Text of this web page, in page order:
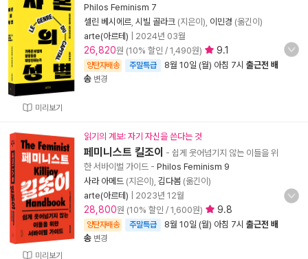
미리보기
Philos Feminism 7
셀린 베시에르 시빌 골라크 (지은이), 이민경 (옮긴이)
arte(아르테)
2024년 03월
26,820원 (10% 할인 / 1,490원) 9.1
양탄자배송 주말특급 8월 10일 (월) 아침 7시 출근전 배
송 변경
미리보기
읽기의 계보: 자기 자신을 쓴다는 것
페미니스트 킬조이 - 쉽게 웃어넘기지 않는 이들을 위
한 서바이벌 가이드 - Philos Feminism 9
사라 아메드 (지은이), 김다봄 (옮긴이)
arte(아르테)
2023년 12월
28,800원 (10% 할인 / 1,600원) 9.8
양탄자배송 주말특급 8월 10일 (월) 아침 7시 출근전 배
송 변경